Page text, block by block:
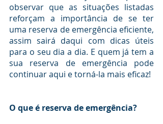
observar que as situações listadas
reforçam a importância de se ter
uma reserva de emergência eficiente,
assim sairá daqui com dicas úteis
para o seu dia a dia. E quem já tem a
sua reserva de emergência pode
continuar aqui e torná-la mais eficaz!
O que é reserva de emergência?